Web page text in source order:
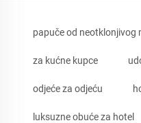
papuče od neotklonjivog
za kućne kupce
odjeće za odjeću
luksuzne obuće za hotel